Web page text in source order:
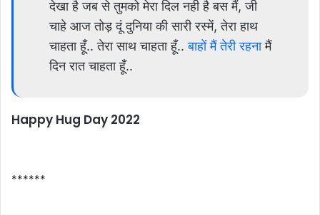
देखा है जब से तुमको मेरा दिल नही है बस मैं, जी
चाहे आज तोड़ दूं दुनिया की सारी रस्में, तेरा हाथ
चाहता हूँ.. तेरा साथ चाहता हूँ..बाहों मैं तेरी रहनामैं
दिन रात चाहता हूँ..
Happy Hug Day 2022
******